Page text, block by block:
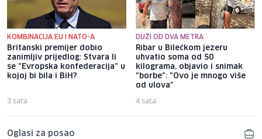
KOMBINACIJA EU I NATO-A
Britanski premijer dobio
zanimljiv prijedlog: Stvara li
se "Evropska konfederacija" u
kojoj bi bila i BiH?
3 sata
DUŽI OD DVA METRA
Ribar u Bilećkom jezeru
uhvatio soma od 50
kilograma, objavio i snimak
"borbe": "Ovo je mnogo više
od ulova"
4 sata
Oglasi za posao